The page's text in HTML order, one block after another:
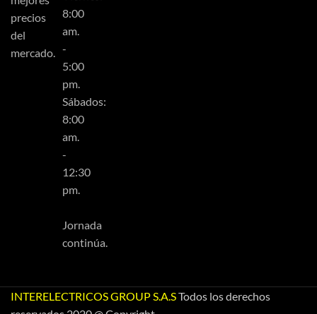
precios
del
mercado.
8:00
am.
-
5:00
pm.
Sábados:
8:00
am.
-
12:30
pm.
Jornada
continúa.
INTERELECTRICOS GROUP S.A.STodos los derechos